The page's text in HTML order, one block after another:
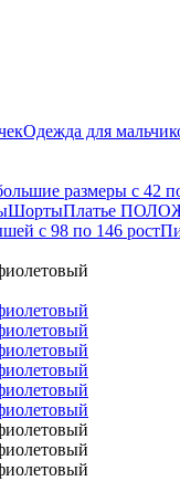
Одежда для
размеры с 42
ШортыПлатье ПОЛО
с 98 по 146 рост